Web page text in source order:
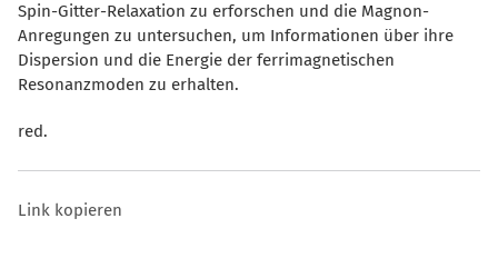
Spin-Gitter-Relaxation zu erforschen und die Magnon-
Anregungen zu untersuchen, um Informationen über ihre
Dispersion und die Energie der ferrimagnetischen
Resonanzmoden zu erhalten.
red.
Link kopieren